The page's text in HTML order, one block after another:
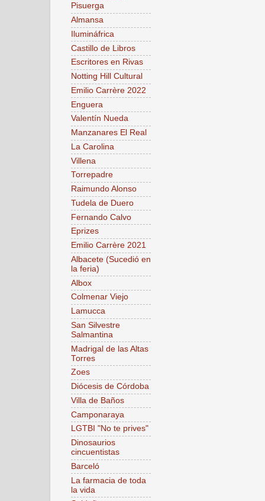
Pisuerga
Almansa
Ilumináfrica
Castillo de Libros
Escritores en Rivas
Notting Hill Cultural
Emilio Carrère 2022
Enguera
Valentín Nueda
Manzanares El Real
La Carolina
Villena
Torrepadre
Raimundo Alonso
Tudela de Duero
Fernando Calvo
Eprizes
Emilio Carrère 2021
Albacete (Sucedió en
la feria)
Albox
Colmenar Viejo
Lamucca
San Silvestre
Salmantina
Madrigal de las Altas
Torres
Zoes
Diócesis de Córdoba
Villa de Baños
Camponaraya
LGTBI "No te prives"
Dinosaurios
cincuentistas
Barceló
La farmacia de toda
la vida